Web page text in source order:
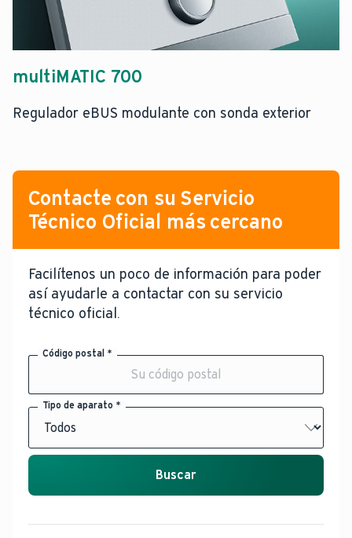
multiMATIC 700
Regulador eBUS modulante con sonda exterior
Contacte con su Servicio
Técnico Oficial más cercano
Facilítenos un poco de información para poder
así ayudarle a contactar con su servicio
técnico oficial.
Código postal *
Tipo de aparato *
Buscar